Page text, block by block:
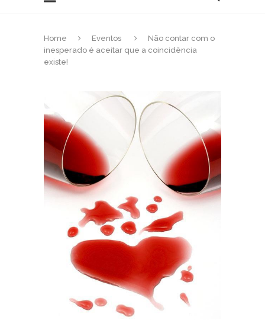
Home Eventos
Não contar com o
inesperado é aceitar que a coincidência
existe!